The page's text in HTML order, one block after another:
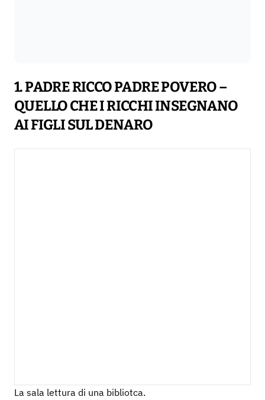
1. PADRE RICCO PADRE POVERO –
QUELLO CHE I RICCHI INSEGNANO
AI FIGLI SUL DENARO
La sala lettura di una bibliotca.